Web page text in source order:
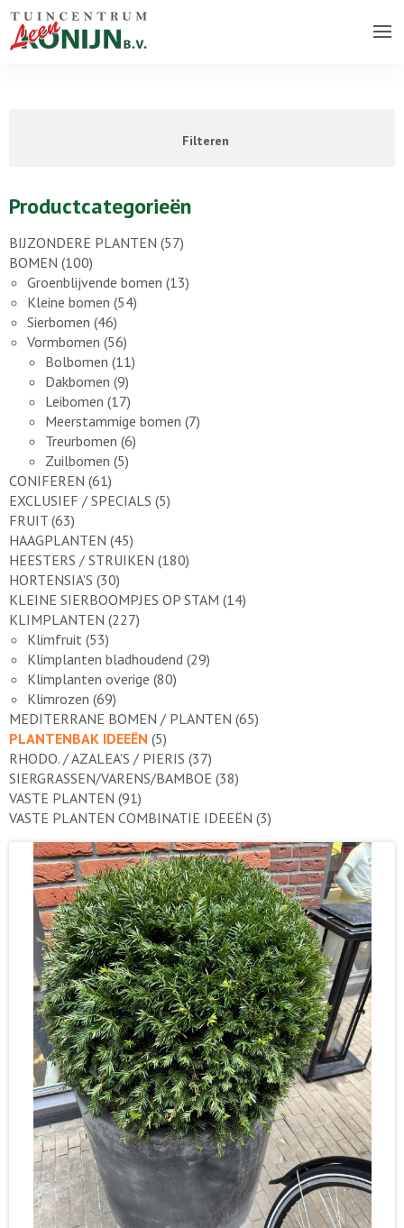
Filteren
Productcategorieën
BIJZONDERE PLANTEN (57)
BOMEN (100)
Groenblijvende bomen (13)
Kleine bomen (54)
Sierbomen (46)
Vormbomen (56)
Bolbomen (11)
Dakbomen (9)
Leibomen (17)
Meerstammige bomen (7)
Treurbomen (6)
Zuilbomen (5)
CONIFEREN (61)
EXCLUSIEF / SPECIALS (5)
FRUIT (63)
HAAGPLANTEN (45)
HEESTERS / STRUIKEN (180)
HORTENSIA'S (30)
KLEINE SIERBOOMPJES OP STAM (14)
KLIMPLANTEN (227)
Klimfruit (53)
Klimplanten bladhoudend (29)
Klimplanten overige (80)
Klimrozen (69)
MEDITERRANE BOMEN / PLANTEN (65)
PLANTENBAK IDEEËN (5)
RHODO. / AZALEA'S / PIERIS (37)
SIERGRASSEN/VARENS/BAMBOE (38)
VASTE PLANTEN (91)
VASTE PLANTEN COMBINATIE IDEEËN (3)